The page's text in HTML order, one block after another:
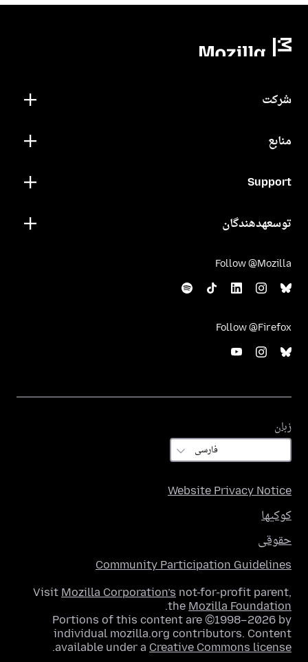
شرکت
منابع
Support
توسعهدهندگان
Follow @Mozilla
Follow @Firefox
زبان
Website Privacy Notice
کوکیها
حقوقی
Community Participation Guidelines
Visit Mozilla Corporation’s not-for-profit parent,
the Mozilla Foundation
.
Portions of this content are ©1998–2026 by
individual mozilla.org contributors. Content
available under a Creative Commons license
.